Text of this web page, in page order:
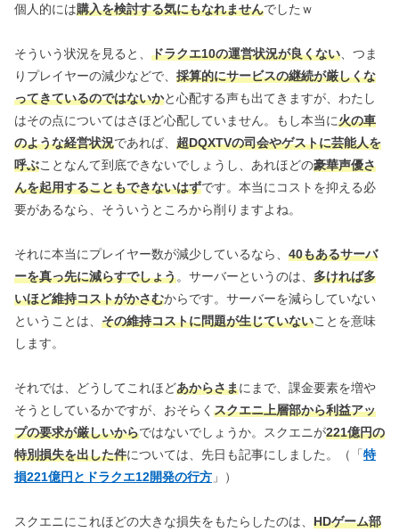
個人的には購入を検討する気にもなれませんでしたｗ
そういう状況を見ると、 ドラクエ10の運営状況が良くない 、つま
りプレイヤーの減少などで、 採算的にサービスの継続が厳しくな
ってきているのではないかと心配する声も出てきますが、わたし
はその点についてはさほど心配していません。もし本当に火の車
のような経営状況であれば、 超DQXTVの司会やゲストに芸能人を
呼ぶことなんて到底できないでしょうし、あれほどの豪華声優さ
んを起用することもできないはずです。本当にコストを抑える必
要があるなら、そういうところから削りますよね。
それに本当にプレイヤー数が減少しているなら、 40もあるサーバ
ーを真っ先に減らすでしょう。サーバーというのは、 多ければ多
いほど維持コストがかさむからです。サーバーを減らしていない
ということは、 その維持コストに問題が生じていないことを意味
します。
それでは、どうしてこれほどあからさまにまで、課金要素を増や
そうとしているかですが、おそらく スクエニ上層部から利益アッ
プの要求が厳しいからではないでしょうか。スクエニが221億円の
特別損失を出した件については、先日も記事にしました。（「特
損221億円とドラクエ12開発の行方 」）
スクエニにこれほどの大きな損失をもたらしたのは、 HDゲーム部